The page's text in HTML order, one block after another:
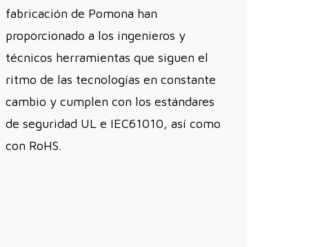
fabricación de Pomona han
proporcionado a los ingenieros y
técnicos herramientas que siguen el
ritmo de las tecnologías en constante
cambio y cumplen con los estándares
de seguridad UL e IEC61010, así como
con RoHS.